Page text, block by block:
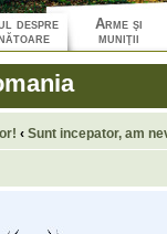
despre
Arme şi
muniţii
‹ Sunt incepator, am